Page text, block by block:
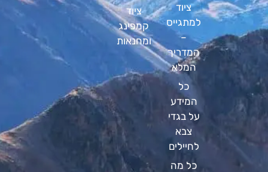
ציוד
למתגייס
המדריך
המלא
המידע
על בגדי
לחיילים
כל מה
ציוד
קמפינג
ומחנאות